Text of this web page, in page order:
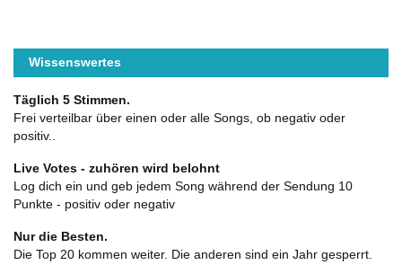
Wissenswertes
Täglich 5 Stimmen.
Frei verteilbar über einen oder alle Songs, ob negativ oder
positiv..
Live Votes - zuhören wird belohnt
Log dich ein und geb jedem Song während der Sendung 10
Punkte - positiv oder negativ
Nur die Besten.
Die Top 20 kommen weiter. Die anderen sind ein Jahr gesperrt.